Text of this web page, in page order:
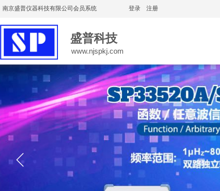
登录 注册
南京盛普仪器科技有限公司会员系统
盛普科技
www.njspkj.com